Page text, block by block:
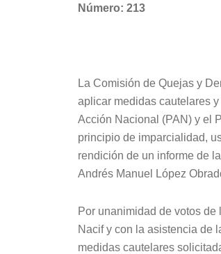
Número: 213
La Comisión de Quejas y
aplicar medidas cautelares
Acción Nacional (PAN) y el
principio de imparcialidad,
rendición de un informe de
Andrés Manuel López
Por unanimidad de votos
Nacif y con la asistencia de
medidas cautelares